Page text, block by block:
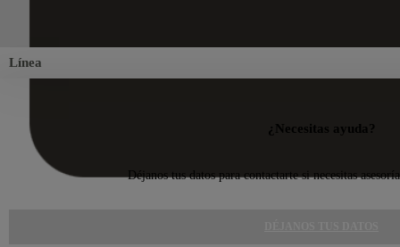
Línea
¿Necesitas ayuda?
Déjanos tus datos para contactarte si necesitas